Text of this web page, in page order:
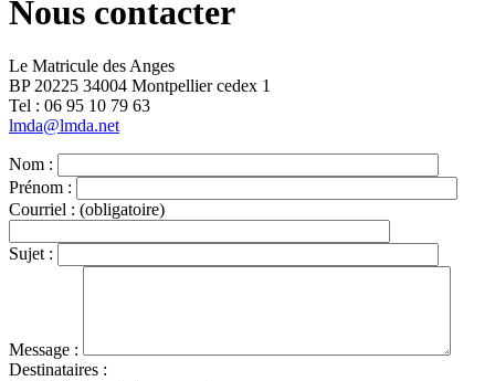
Nous contacter
Le Matricule des Anges
BP 20225 34004 Montpellier cedex 1
Tel : ‭06 95 10 79 63
lmda@lmda.net
Nom :
Prénom :
Courriel : (obligatoire)
Sujet :
Message :
Destinataires :